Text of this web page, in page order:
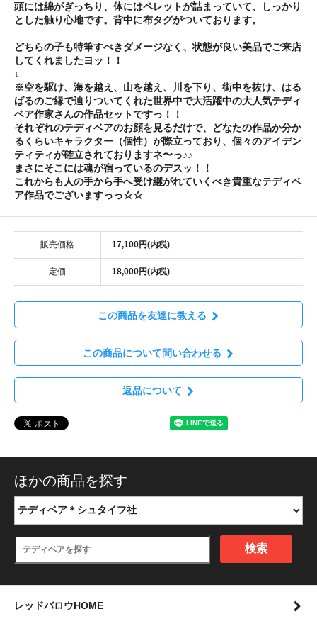
頭には綿がぎっちり、体にはペレットが詰まっていて、
しっかり
とした触り心地です。 背中に布タグがついております。
どちらの子も特筆すべきダメージなく、状態が良い美品でご来店
してくれましたヨッ！！
↓
※空を駆け、海を越え、山を越え、川を下り、街中を抜け、はる
ばるのご縁で辿りついてくれた世界中で大活躍中の大人気テディ
ベア作家さんの作品セットですっ！！
それぞれのテディベアのお顔を見るだけで、どなたの作品か分か
るくらいキャラクター（個性）が際立っており、個々のアイデン
ティティが確立されておりますネ〜っ♪♪
まさにそこには魂が宿っているのデスッ！！
これからも人の手から手へ受け継がれていくべき貴重なテディベ
ア作品でございますっっ☆☆
販売価格 17,100円(内税)
定価 18,000円(内税)
この商品を友達に教える
この商品について問い合わせる
返品について
ほかの商品を探す
検索
レッドバロウHOME